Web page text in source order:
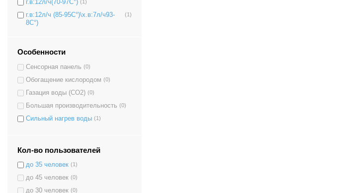
г.в:12л/ч(70-97C°) (1)
г.в:12л/ч (85-95C°)\х.в:7л/ч93-
8C°)
(1)
Особенности
Сенсорная панель (0)
Обогащение кислородом (0)
Газация воды (CO2) (0)
Большая производительность (0)
Сильный нагрев воды (1)
Кол-во пользователей
до 35 человек (1)
до 45 человек (0)
до 30 человек (0)